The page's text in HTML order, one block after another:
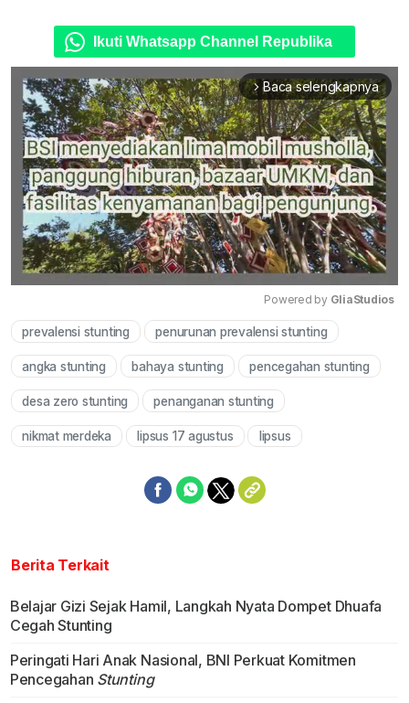
Ikuti Whatsapp Channel Republika
arrow_forward_ios Baca selengkapnya
Mute
Powered by GliaStudios
prevalensi stunting penurunan prevalensi stunting
angka stunting bahaya stunting pencegahan stunting
desa zero stunting penanganan stunting
nikmat merdeka lipsus 17 agustus lipsus
Berita Terkait
Belajar Gizi Sejak Hamil, Langkah Nyata Dompet Dhuafa
Cegah Stunting
Peringati Hari Anak Nasional, BNI Perkuat Komitmen
Pencegahan Stunting